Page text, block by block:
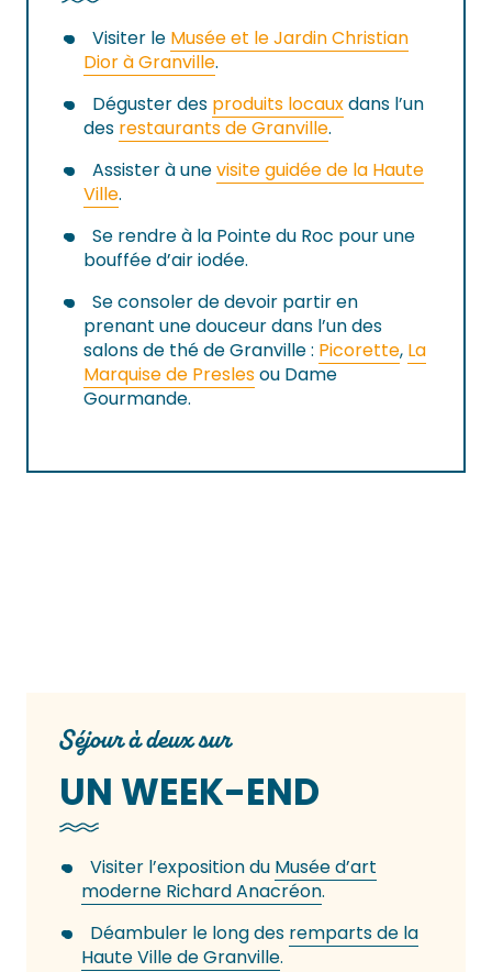
Visiter le Musée et le Jardin Christian
Dior à Granville.
Déguster des produits locauxdans l’un
des restaurants de Granville.
Assister à unevisite guidée de la Haute
Ville.
Se rendre à la Pointe du Roc pour une
bouffée d’air iodée.
Se consoler de devoir partir en
prenant une douceur dans l’un des
salons de thé de Granville : Picorette, La
Marquise de Preslesou Dame
Gourmande.
Séjour à deux sur
UN WEEK-END
Visiter l’exposition du Musée d’art
moderne Richard Anacréon.
Déambuler le long des remparts de la
Haute Ville de Granville.